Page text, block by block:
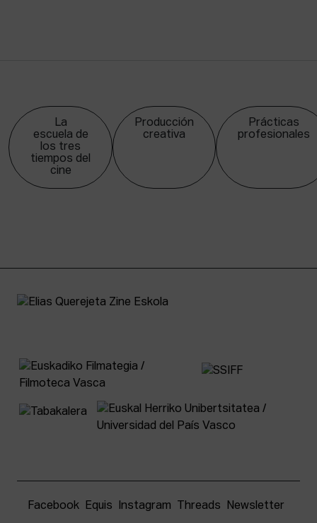
La
escuela de
los tres
tiempos del
cine
Producción
creativa
Prácticas
profesionales
Facebook Equis Instagram Threads Newsletter